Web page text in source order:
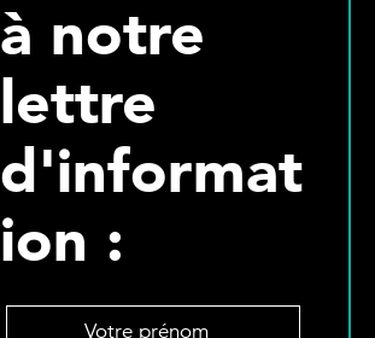
à notre
lettre
d'informat
ion :